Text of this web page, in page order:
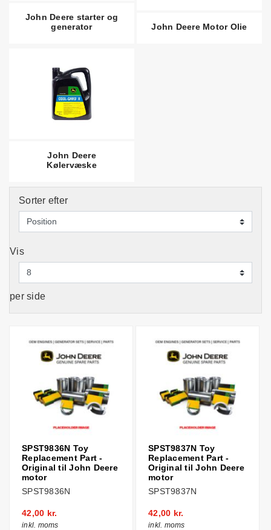
John Deere starter og
generator
John Deere Motor Olie
John Deere
Kølervæske
Sorter efter
Vis
per side
SPST9836N Toy
Replacement Part -
Original til John Deere
motor
SPST9836N
42,00 kr.
inkl. moms
SPST9837N Toy
Replacement Part -
Original til John Deere
motor
SPST9837N
42,00 kr.
inkl. moms